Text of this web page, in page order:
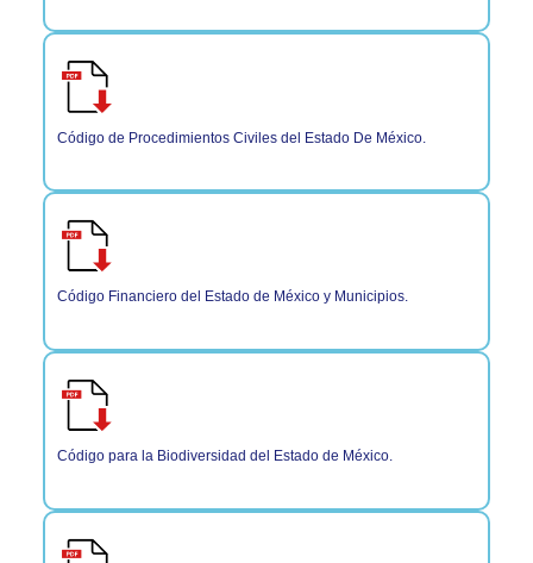
Código de Procedimientos Civiles del Estado De México.
Código Financiero del Estado de México y Municipios.
Código para la Biodiversidad del Estado de México.